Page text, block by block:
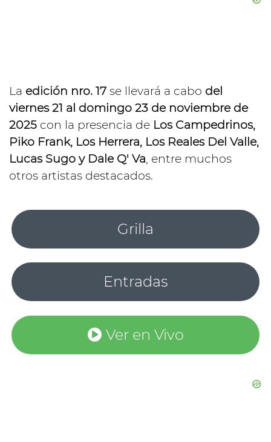
La edición nro. 17 se llevará a cabo del
viernes 21 al domingo 23 de noviembre de
2025 con la presencia de Los Campedrinos,
Piko Frank, Los Herrera, Los Reales Del Valle,
Lucas Sugo y Dale Q' Va, entre muchos
otros artistas destacados.
Grilla
Entradas
Ver en Vivo